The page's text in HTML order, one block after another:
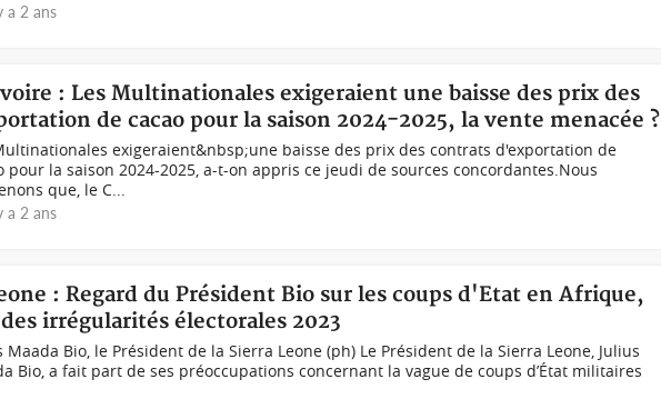
a 2 ans
: Les Multinationales exigeraient une baisse des prix des
de cacao pour la saison 2024-2025, la vente menacée ?
exigeraient&nbsp;une baisse des prix des contrats d'exportation de
pour la saison 2024-2025, a-t-on appris ce jeudi de sources concordantes.Nous
que, le C...
a 2 ans
: Regard du Président Bio sur les coups d'Etat en Afrique,
des irrégularités électorales 2023
Maada Bio, le Président de la Sierra Leone (ph) Le Président de la Sierra Leone, Julius
Bio, a fait part de ses préoccupations concernant la vague de coups d’État militaires